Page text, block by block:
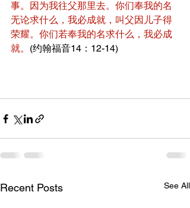
事。因为我往父那里去。你们奉我的名
无论求什么，我必成就，叫父因儿子得
荣耀。你们若奉我的名求什么，我必成
就。 (约翰福音14：12-14)
Recent Posts See All